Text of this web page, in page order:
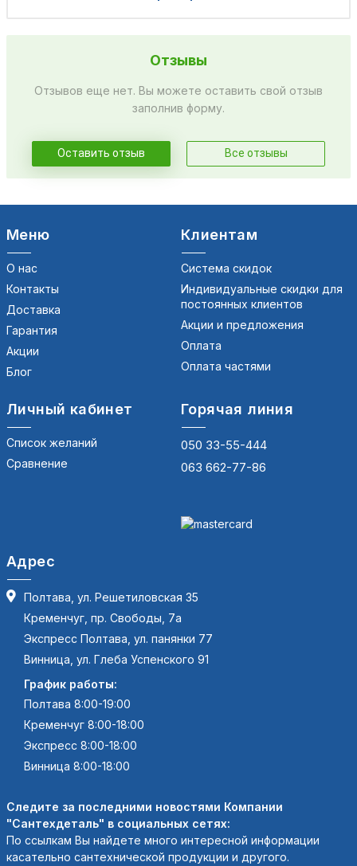
Отзывы
Отзывов еще нет. Вы можете оставить свой отзыв
заполнив форму.
Оставить отзыв Все отзывы
Меню
О нас
Контакты
Доставка
Гарантия
Акции
Блог
Клиентам
Система скидок
Индивидуальные скидки для
постоянных клиентов
Акции и предложения
Оплата
Оплата частями
Личный кабинет
Список желаний
Сравнение
Горячая линия
050 33-55-444
063 662-77-86
Адрес
Полтава, ул. Решетиловская 35
Кременчуг, пр. Свободы, 7а
Экспресс Полтава, ул. панянки 77
Винница, ул. Глеба Успенского 91
График работы:
Полтава 8:00-19:00
Кременчуг 8:00-18:00
Экспресс 8:00-18:00
Винница 8:00-18:00
Следите за последними новостями Компании
"Сантехдеталь" в социальных сетях:
По ссылкам Вы найдете много интересной информации
касательно сантехнической продукции и другого.